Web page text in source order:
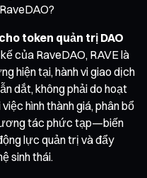
token quản trị DAO
của RaveDAO, RAVE là
hiện tại, hành vi giao dịch
dắt, không phải do hoạt
hình thành giá, phân bổ
tác phức tạp—biến
lực quản trị và đẩy
sinh thái.